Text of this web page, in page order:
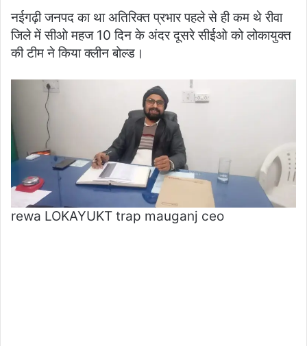
नईगढ़ी जनपद का था अतिरिक्त प्रभार पहले से ही कम थे रीवा
जिले में सीओ महज 10 दिन के अंदर दूसरे सीईओ को लोकायुक्त
की टीम ने किया क्लीन बोल्ड।
rewa LOKAYUKT trap mauganj ceo